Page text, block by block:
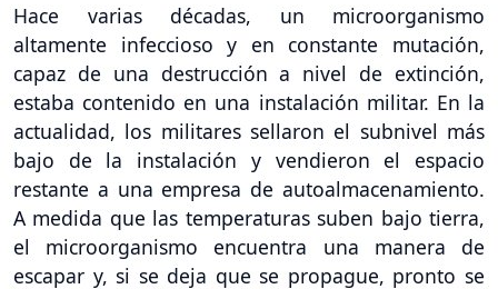
Hace varias décadas, un microorganismo
altamente infeccioso y en constante mutación,
capaz de una destrucción a nivel de extinción,
estaba contenido en una instalación militar. En la
actualidad, los militares sellaron el subnivel más
bajo de la instalación y vendieron el espacio
restante a una empresa de autoalmacenamiento.
A medida que las temperaturas suben bajo tierra,
el microorganismo encuentra una manera de
escapar y, si se deja que se propague, pronto se